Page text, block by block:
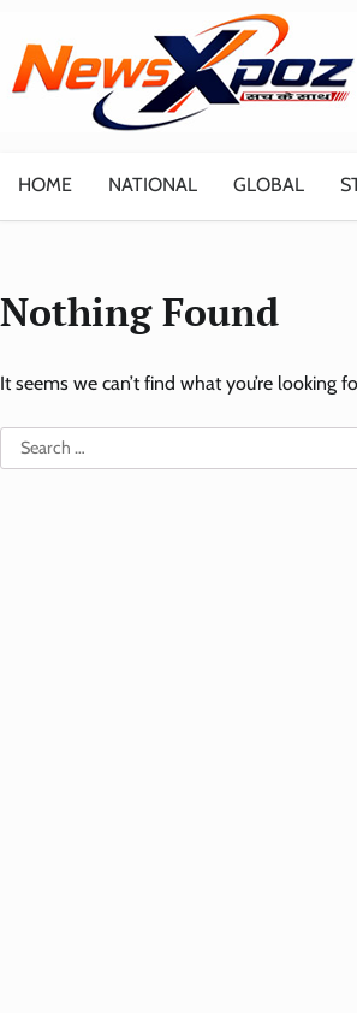
content
HOME NATIONAL GLOBAL
Nothing Found
It seems we can’t find what you’re looking
Search
for: